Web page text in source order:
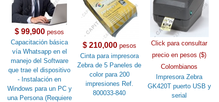
$ 99,900 pesos
Capacitación básica
vía Whatsapp en el
manejo del Software
que trae el dispositivo
- Instalación en
Windows para un PC y
una Persona (Requiere
$ 210,000pesos
Cinta para impresora
Zebra de 5 Paneles de
color para 200
impresiones Ref.
800033-840
Click para consultar
precio en pesos ($)
Colombianos
Impresora Zebra
GK420T puerto USB y
serial